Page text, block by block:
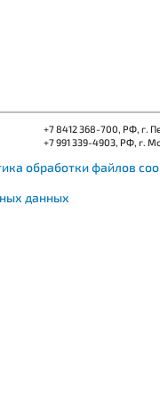
+7 8412 368-700, РФ, г.
+7 991 339-4903, РФ, г.
обработки файлов
данных